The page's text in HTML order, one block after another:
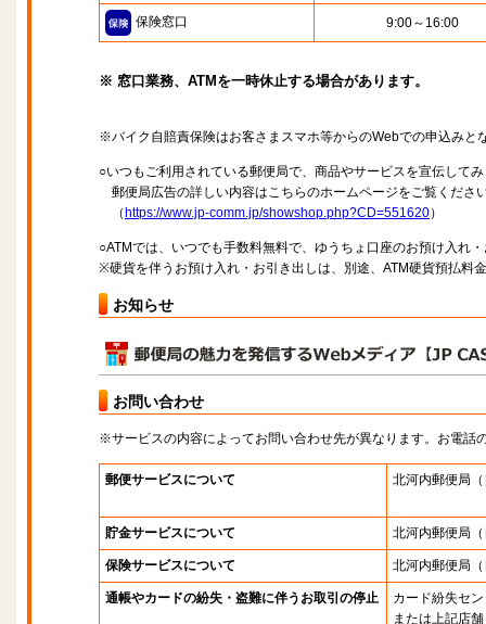
保険窓口 9:00～16:00
※ 窓口業務、ATMを一時休止する場合があります。
※バイク自賠責保険はお客さまスマホ等からのWebでの申込みと
○いつもご利用されている郵便局で、商品やサービスを宣伝して
郵便局広告の詳しい内容はこちらのホームページをご覧くださ
（ https://www.jp-comm.jp/showshop.php?CD=551620）
○ATMでは、いつでも手数料無料で、ゆうちょ口座のお預け入れ
※硬貨を伴うお預け入れ・お引き出しは、別途、ATM硬貨預払料
お知らせ
お問い合わせ
※サービスの内容によってお問い合わせ先が異なります。お電話
郵便サービスについて 北河内郵便局
貯金サービスについて 北河内郵便局
保険サービスについて 北河内郵便局
通帳やカードの紛失・盗難に伴うお取引の停止
カード紛失セ
または上記店舗